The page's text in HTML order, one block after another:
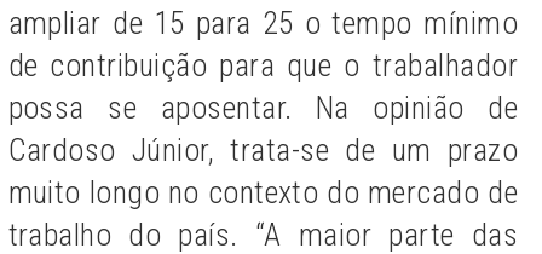
ampliar de 15 para 25 o tempo mínimo
de contribuição para que o trabalhador
possa se aposentar. Na opinião de
Cardoso Júnior, trata-se de um prazo
muito longo no contexto do mercado de
trabalho do país. “A maior parte das